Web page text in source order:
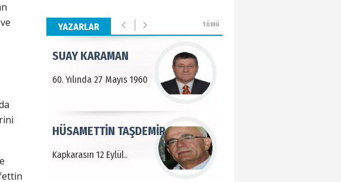
Gerçekleştirildi
YAZARLAR tümü
kazanır..
60. Yılında 27 Mayıs 1960
SUAY KARAMAN
Kapkarasın 12 Eylül..
HÜSAMETTİN TAŞDEMİR